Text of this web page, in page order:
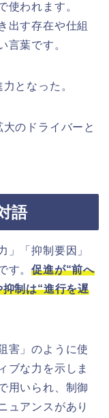
使われます。
出す存在や仕組
言葉です。
となった。
のドライバーと
語
」「抑制要因」
す。促進が“前へ
制は“進行を遅
害」のように使
ブな力を示しま
用いられ、制御
ュアンスがあり